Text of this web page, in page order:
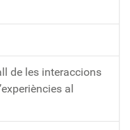
de les interaccions
al